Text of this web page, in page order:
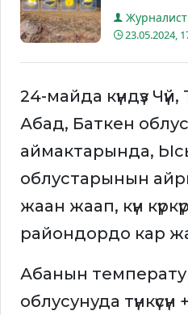
23.05.2024,
24-майда күндүз
Абад, Баткен
аймактарында,
облустарынын
жаан жаап, күн
райондордо кар
Абанын
облусунуда түнкүсүн